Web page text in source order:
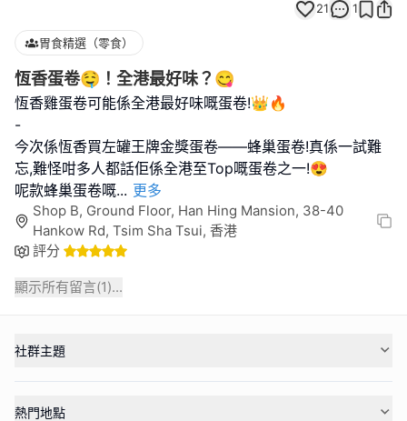
21 1
胃食精選（零食）
恆香蛋卷🤤！全港最好味？😋
恆香雞蛋卷可能係全港最好味嘅蛋卷!👑🔥
-
今次係恆香買左罐王牌金獎蛋卷——蜂巢蛋卷!真係一試難
忘,難怪咁多人都話佢係全港至Top嘅蛋卷之一!😍
呢款蜂巢蛋卷嘅... 更多
Shop B, Ground Floor, Han Hing Mansion, 38-40
Hankow Rd, Tsim Sha Tsui, 香港
評分
顯示所有留言(1)...
社群主題
熱門地點